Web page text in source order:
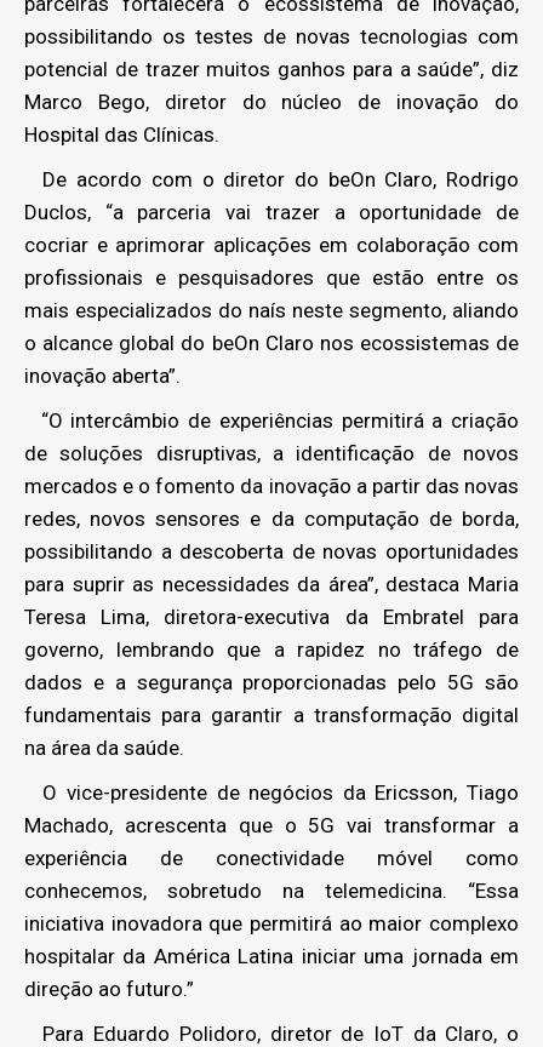
possibilitando os testes de novas tecnologias com
potencial de trazer muitos ganhos para a saúde”, diz
Marco Bego, diretor do núcleo de inovação do
Hospital das Clínicas.
De acordo com o diretor do beOn Claro, Rodrigo
Duclos, “a parceria vai trazer a oportunidade de
cocriar e aprimorar aplicações em colaboração com
profissionais e pesquisadores que estão entre os
mais especializados do naís neste segmento, aliando
o alcance global do beOn Claro nos ecossistemas de
inovação aberta”.
“O intercâmbio de experiências permitirá a criação
de soluções disruptivas, a identificação de novos
mercados e o fomento da inovação a partir das novas
redes, novos sensores e da computação de borda,
possibilitando a descoberta de novas oportunidades
para suprir as necessidades da área”, destaca Maria
Teresa Lima, diretora-executiva da Embratel para
governo, lembrando que a rapidez no tráfego de
dados e a segurança proporcionadas pelo 5G são
fundamentais para garantir a transformação digital
na área da saúde.
O vice-presidente de negócios da Ericsson, Tiago
Machado, acrescenta que o 5G vai transformar a
experiência de conectividade móvel como
conhecemos, sobretudo na telemedicina. “Essa
iniciativa inovadora que permitirá ao maior complexo
hospitalar da América Latina iniciar uma jornada em
direção ao futuro.”
Para Eduardo Polidoro, diretor de IoT da Claro, o